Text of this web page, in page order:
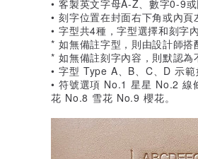
• 客製英文字母A-Z、數字0-9
• 刻字位置在封面右下角或內頁
• 字型共4種，字型選擇和刻字
* 如無備註字型，則由設計師搭
* 如無備註刻字內容，則默認為
• 字型 Type A、B、C、D 示
• 符號選項 No.1 星星 No.2
花 No.8 雪花 No.9 櫻花。